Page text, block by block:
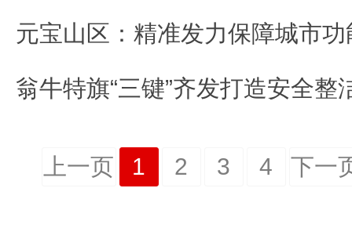
元宝山区：精准发力保障城市
上一页 1 2 3 4 下一